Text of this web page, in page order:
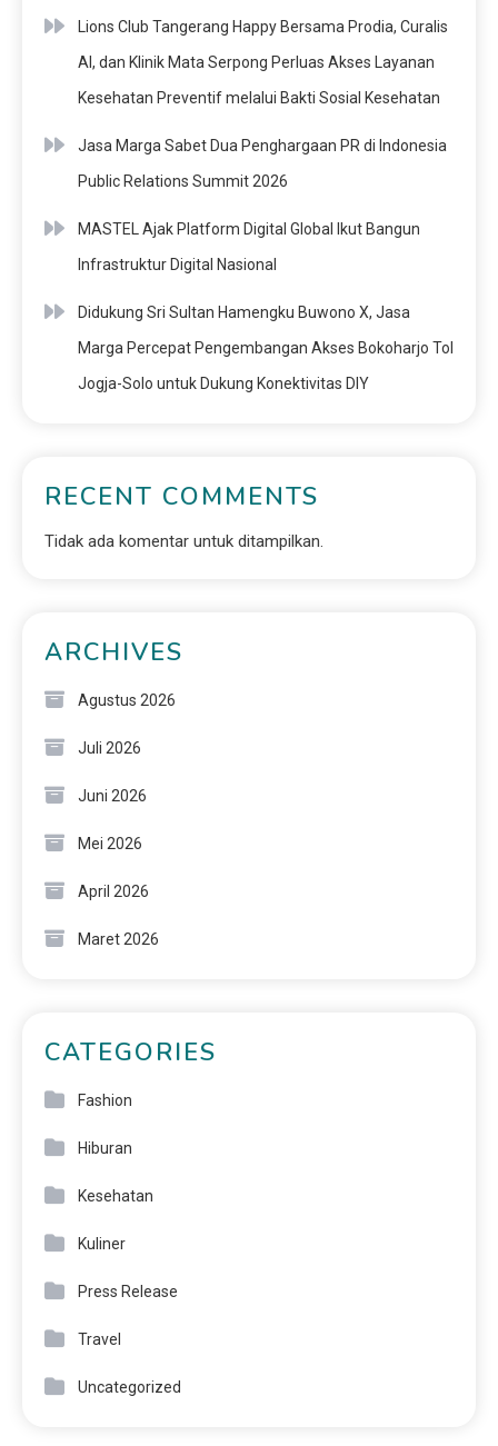
Lions Club Tangerang Happy Bersama Prodia, Curalis
AI, dan Klinik Mata Serpong Perluas Akses Layanan
Kesehatan Preventif melalui Bakti Sosial Kesehatan
Jasa Marga Sabet Dua Penghargaan PR di Indonesia
Public Relations Summit 2026
MASTEL Ajak Platform Digital Global Ikut Bangun
Infrastruktur Digital Nasional
Didukung Sri Sultan Hamengku Buwono X, Jasa
Marga Percepat Pengembangan Akses Bokoharjo Tol
Jogja-Solo untuk Dukung Konektivitas DIY
RECENT COMMENTS
Tidak ada komentar untuk ditampilkan.
ARCHIVES
Agustus 2026
Juli 2026
Juni 2026
Mei 2026
April 2026
Maret 2026
CATEGORIES
Fashion
Hiburan
Kesehatan
Kuliner
Press Release
Travel
Uncategorized